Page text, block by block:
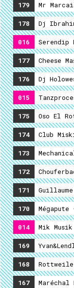
#1
2
#4
Moi!
Screens & Cities
#3
179 Mr
178 Dj
016 Serendip
177 Cheese
176 Dj
015
175 Oso El
174 Club
173
172
171
170
014 Mik
169
168
167 Maréchal